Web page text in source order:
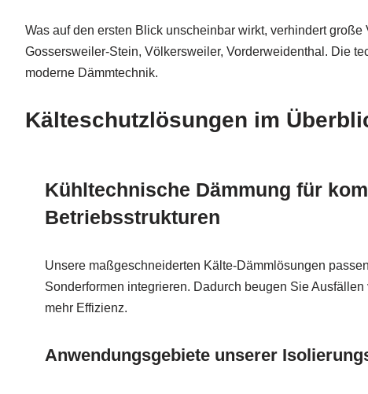
Was auf den ersten Blick unscheinbar wirkt, verhindert
Gossersweiler-Stein, Völkersweiler, Vorderweidenthal. Die
moderne Dämmtechnik.
Kälteschutzlösungen im
Kühltechnische Dämmung für
Betriebsstrukturen
Unsere maßgeschneiderten Kälte-Dämmlösungen
Sonderformen integrieren. Dadurch beugen Sie Ausfällen
mehr Effizienz.
Anwendungsgebiete unserer